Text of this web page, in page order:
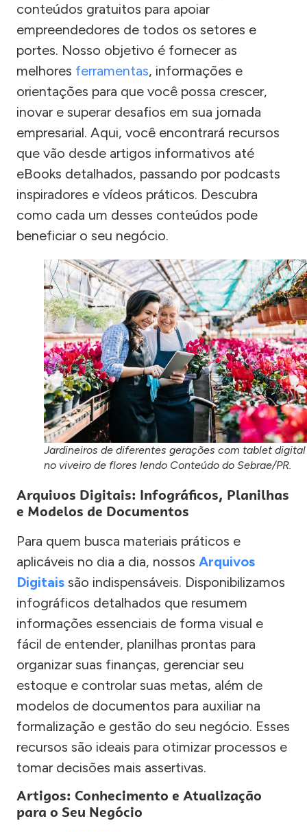
conteúdos gratuitos para apoiar
empreendedores de todos os setores e
portes. Nosso objetivo é fornecer as
melhores ferramentas, informações e
orientações para que você possa crescer,
inovar e superar desafios em sua jornada
empresarial. Aqui, você encontrará recursos
que vão desde artigos informativos até
eBooks detalhados, passando por podcasts
inspiradores e vídeos práticos. Descubra
como cada um desses conteúdos pode
beneficiar o seu negócio.
Jardineiros de diferentes gerações com tablet digital
no viveiro de flores lendo Conteúdo do Sebrae/PR.
Arquivos Digitais: Infográficos, Planilhas
e Modelos de Documentos
Para quem busca materiais práticos e
aplicáveis no dia a dia, nossos Arquivos
Digitais são indispensáveis. Disponibilizamos
infográficos detalhados que resumem
informações essenciais de forma visual e
fácil de entender, planilhas prontas para
organizar suas finanças, gerenciar seu
estoque e controlar suas metas, além de
modelos de documentos para auxiliar na
formalização e gestão do seu negócio. Esses
recursos são ideais para otimizar processos e
tomar decisões mais assertivas.
Artigos: Conhecimento e Atualização
para o Seu Negócio